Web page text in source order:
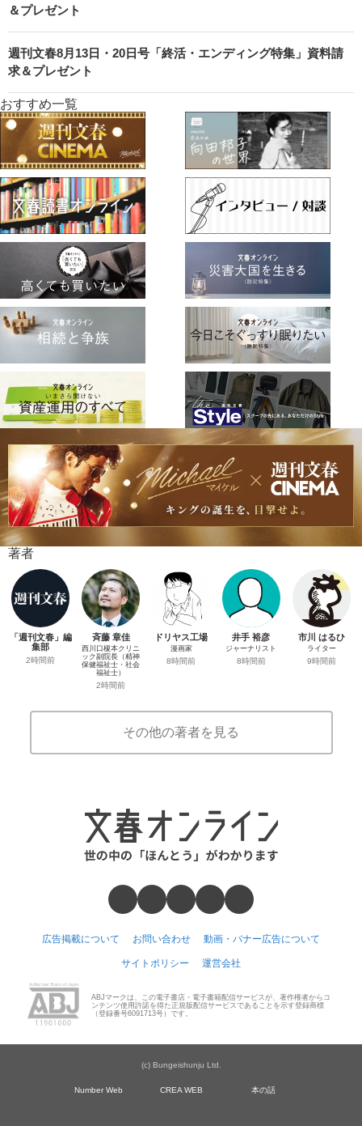
＆プレゼント
週刊文春8月13日・20日号「終活・エンディング特集」資料請
求＆プレゼント
おすすめ一覧
著者
「週刊文春」編
集部
2時間前
斉藤 章佳
西川口榎本クリニ
ック副院長（精神
保健福祉士・社会
福祉士）
2時間前
ドリヤス工場
漫画家
8時間前
井手 裕彦
ジャーナリスト
8時間前
市川 はるひ
ライター
9時間前
その他の著者を見る
広告掲載について お問い合わせ 動画・バナー広告について
サイトポリシー 運営会社
ABJマークは、この電子書店・電子書籍配信サービスが、著作権者からコ
ンテンツ使用許諾を得た正規版配信サービスであることを示す登録商標
（登録番号6091713号）です。
(c) Bungeishunju Ltd.
Number Web CREA WEB 本の話